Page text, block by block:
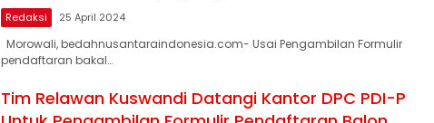
Redaksi 25 April 2024
Morowali, bedahnusantaraindonesia.com- Usai Pengambilan Formulir
pendaftaran bakal…
Tim Relawan Kuswandi Datangi Kantor DPC PDI-P